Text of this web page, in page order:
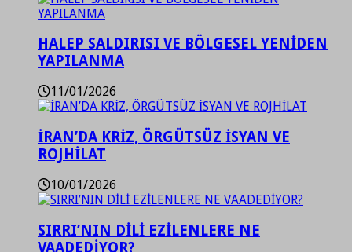
HALEP SALDIRISI VE BÖLGESEL YENİDEN
YAPILANMA
11/01/2026
İRAN’DA KRİZ, ÖRGÜTSÜZ İSYAN VE
ROJHİLAT
10/01/2026
SIRRI’NIN DİLİ EZİLENLERE NE
VAADEDİYOR?